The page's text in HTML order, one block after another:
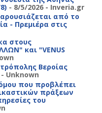
- 8/5/2026- Inveria.gr
από το
- Πρεμιέρα στις
στους
και "VENUS
Βεροίας
Unknown
που προβλέπει
πράξεων
του